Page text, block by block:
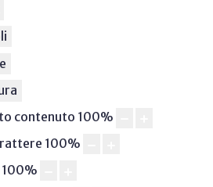
contenuto 100%
100%
100%